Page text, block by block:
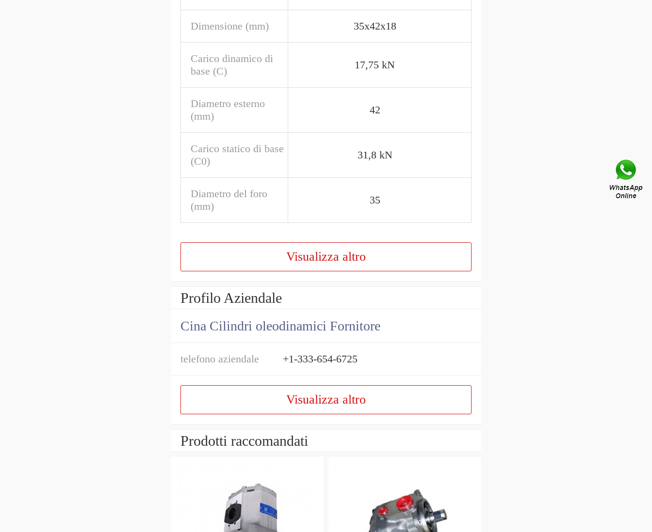
Dimensione (mm) 35x42x18
Carico dinamico di
base (C)
17,75 kN
Diametro esterno
(mm)
42
Carico statico di base
(C0)
31,8 kN
Diametro del foro
(mm)
35
Visualizza altro
Profilo Aziendale
Cina Cilindri oleodinamici Fornitore
telefono aziendale +1-333-654-6725
Visualizza altro
Prodotti raccomandati